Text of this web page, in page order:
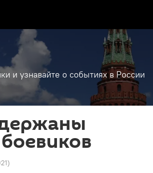
и узнавайте о событиях в России
)